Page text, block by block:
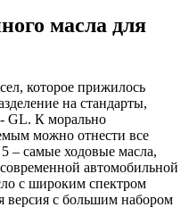
масла для
которое прижилось
на стандарты,
GL. К морально
можно отнести все
– самые ходовые масла,
автомобильной
с широким спектром
версия с большим набором